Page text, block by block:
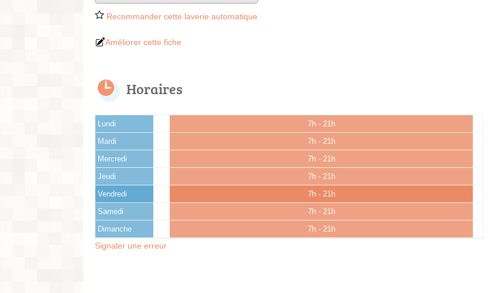
Recommander cette laverie automatique
Améliorer cette fiche
Horaires
Lundi 7h - 21h
Mardi 7h - 21h
Mercredi 7h - 21h
Jeudi 7h - 21h
Vendredi 7h - 21h
Samedi 7h - 21h
Dimanche 7h - 21h
Signaler une erreur